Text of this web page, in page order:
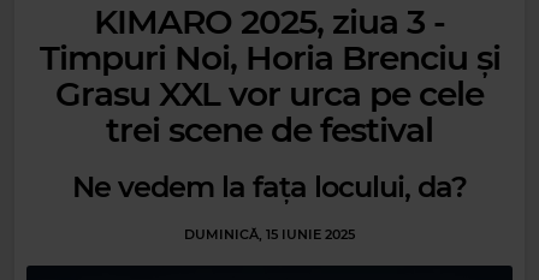
KIMARO 2025, ziua 3 -
Timpuri Noi, Horia Brenciu și
Grasu XXL vor urca pe cele
trei scene de festival
Ne vedem la fața locului, da?
DUMINICĂ, 15 IUNIE 2025